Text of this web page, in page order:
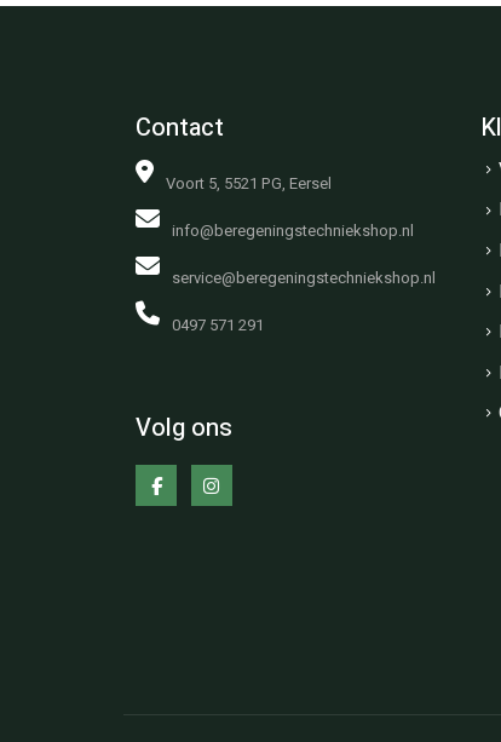
Contact
Voort 5, 5521 PG, Eersel
info@beregeningstechniekshop.nl
service@beregeningstechniekshop.nl
0497 571 291
Volg ons